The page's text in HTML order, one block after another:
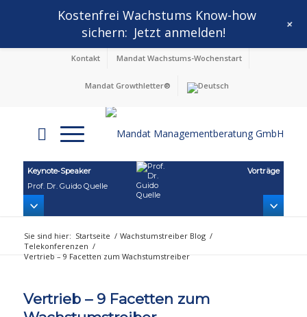
Kontakt Mandat Wachstums-Wochenstart
Mandat Growthletter®
Keynote‑Speaker
Prof. Dr. Guido Quelle
Vorträge
Sie sind hier: Startseite / Wachstumstreiber Blog /
Telekonferenzen /
Vertrieb – 9 Facetten zum Wachstumstreiber
Vertrieb – 9 Facetten zum
Kostenfrei Wachstums Know-how
sichern: Jetzt anmelden! +